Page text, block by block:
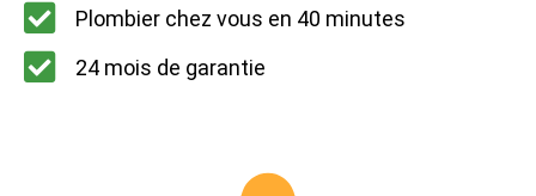
Plombier chez vous en 40 minutes
24 mois de garantie